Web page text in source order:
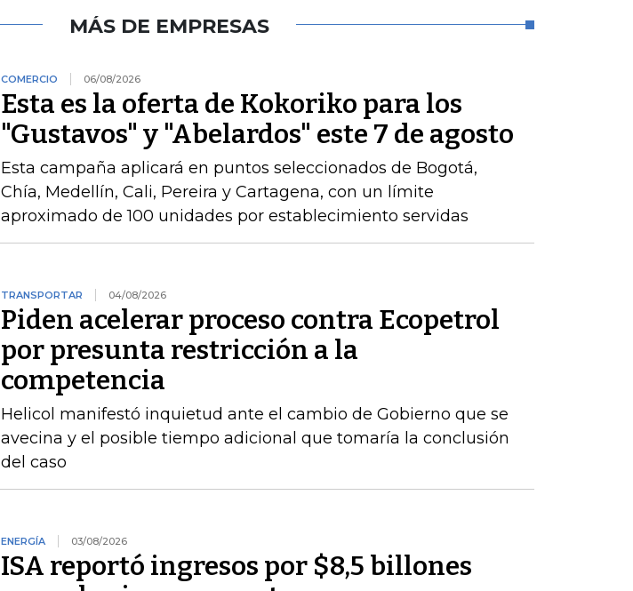
MÁS DE EMPRESAS
COMERCIO 06/08/2026
Esta es la oferta de Kokoriko para los
"Gustavos" y "Abelardos" este 7 de agosto
Esta campaña aplicará en puntos seleccionados de Bogotá,
Chía, Medellín, Cali, Pereira y Cartagena, con un límite
aproximado de 100 unidades por establecimiento servidas
TRANSPORTAR 04/08/2026
Piden acelerar proceso contra Ecopetrol
por presunta restricción a la
competencia
Helicol manifestó inquietud ante el cambio de Gobierno que se
avecina y el posible tiempo adicional que tomaría la conclusión
del caso
ENERGÍA 03/08/2026
ISA reportó ingresos por $8,5 billones